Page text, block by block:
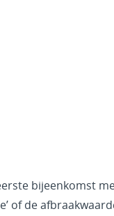
bijeenkomst
of de